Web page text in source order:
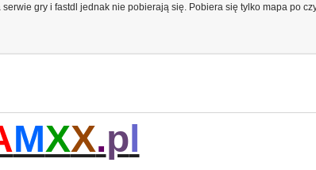
gry i fastdl jednak nie pobierają się. Pobiera się tylko mapa po
MXX.pl